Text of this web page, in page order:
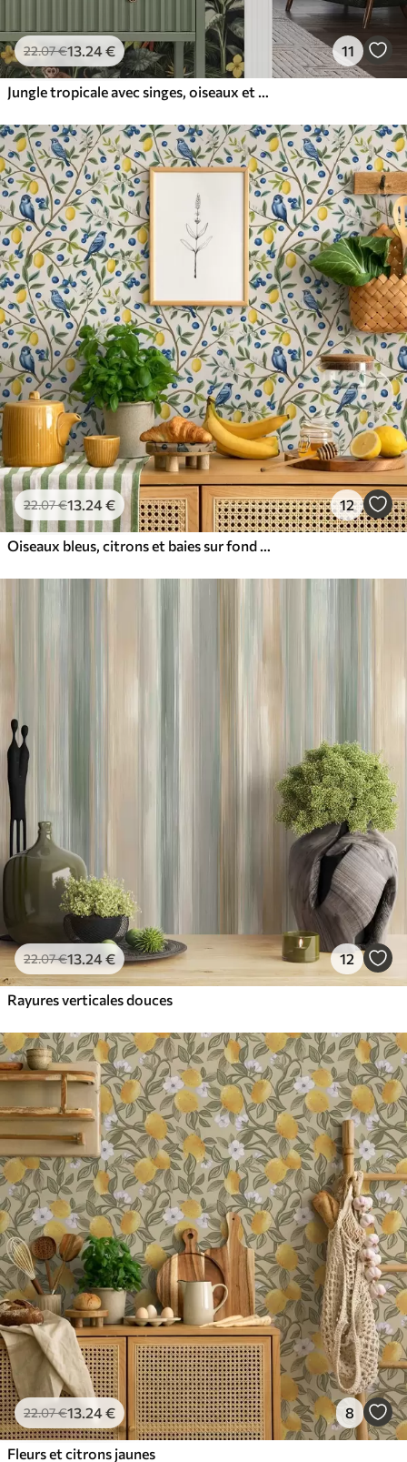
22.07€13.24€ 11
Jungle tropicale avec singes, oiseaux et feuillage dense
22.07€13.24€ 12
Oiseaux bleus, citrons et baies sur fond blanc
22.07€13.24€ 12
Rayures verticales douces
22.07€13.24€ 8
Fleurs et citrons jaunes